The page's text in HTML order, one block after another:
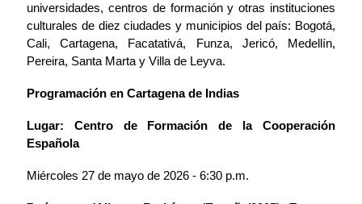
universidades, centros de formación y otras instituciones
culturales de diez ciudades y municipios del país: Bogotá,
Cali, Cartagena, Facatativá, Funza, Jericó, Medellín,
Pereira, Santa Marta y Villa de Leyva.
Programación en Cartagena de Indias
Lugar: Centro de Formación de la Cooperación
Española
Miércoles 27 de mayo de 2026 - 6:30 p.m.